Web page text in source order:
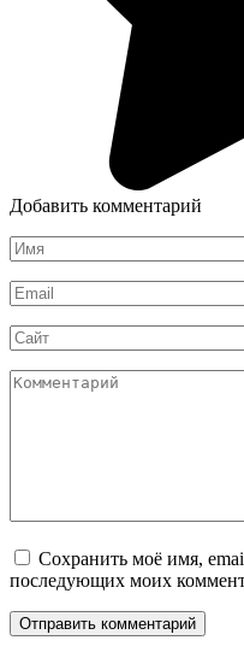
Добавить комментарий
Имя
*
Email
*
Сайт
Комментарий
Сохранить моё имя,
последующих моих